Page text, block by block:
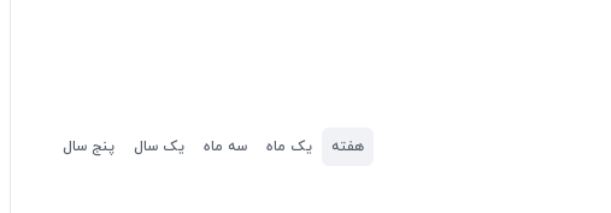
هفته یک ماه سه ماه یک سال پنج سال